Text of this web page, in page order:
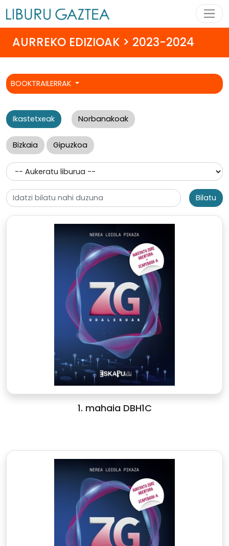
AURREKO EDIZIOAK > 2023-2024
BOOKTRAILERRAK
Ikastetxeak Norbanakoak
Bizkaia Gipuzkoa
Bilatu
1. mahaia DBH1C